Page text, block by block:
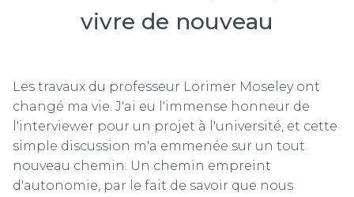
vivre de nouveau
Les travaux du professeur Lorimer Moseley ont
changé ma vie. J'ai eu l'immense honneur de
l'interviewer pour un projet à l'université, et cette
simple discussion m'a emmenée sur un tout
nouveau chemin. Un chemin empreint
d'autonomie, par le fait de savoir que nous